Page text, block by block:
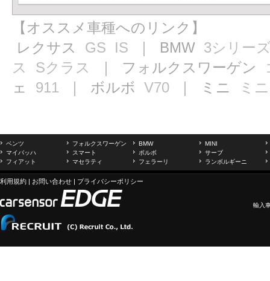
【オススメ車種へのリンク】
レクサス GS IS ｜ BMW 3シリー
ス
Sクラス ｜ フォルクスワーゲン
ェ 911 ｜ ボルボ V70 ｜ ミニ ミニ
ベンツ フォルクスワーゲン BMW
MINI
マイバッハ
スマート ボルボ
サーブ
フィアット
マセラティ フェラーリ ランボルギーニ
利用規約 | お問い合わせ | プライバシーポリシー
輸入